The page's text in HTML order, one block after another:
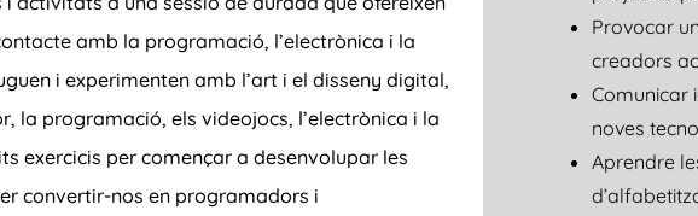
amb la programació, l’electrònica i la
i experimenten amb l’art i el disseny digital,
la programació, els videojocs, l’electrònica i la
exercicis per començar a desenvolupar les
convertir-nos en programadors i
Provocar
creadors
Comunicar
noves
Aprendre